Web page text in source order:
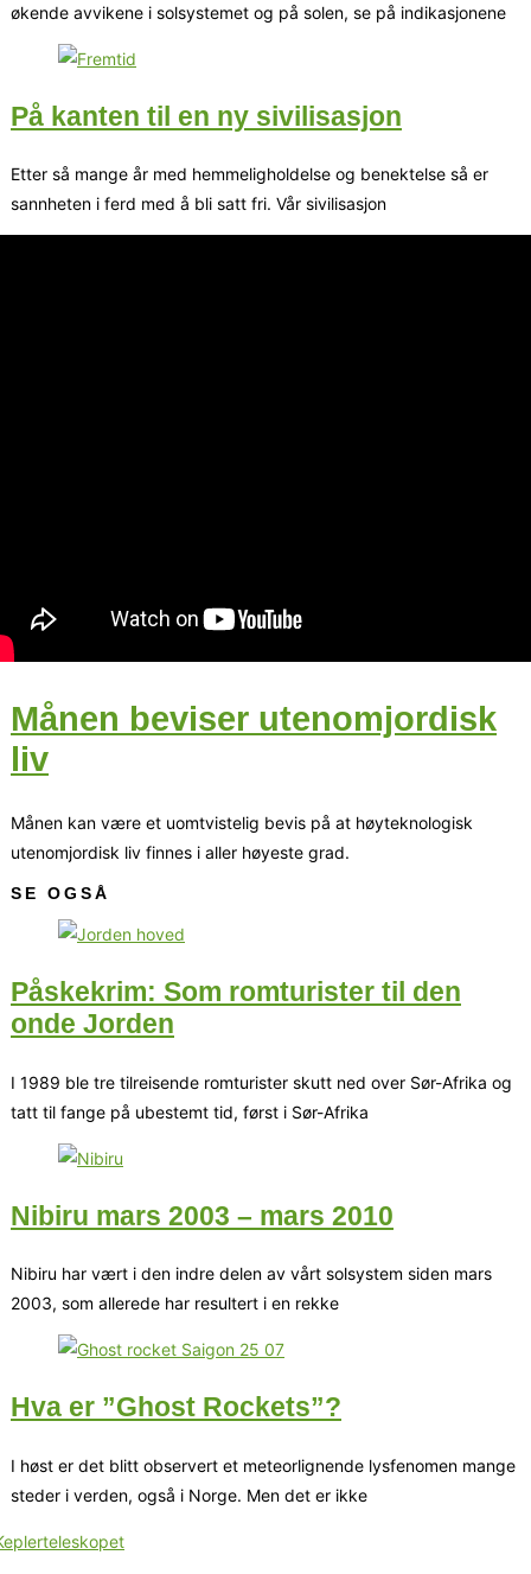
økende avvikene i solsystemet og på solen, se på indikasjonene
På kanten til en ny sivilisasjon
Etter så mange år med hemmeligholdelse og benektelse så er
sannheten i ferd med å bli satt fri. Vår sivilisasjon
Månen beviser utenomjordisk
liv
Månen kan være et uomtvistelig bevis på at høyteknologisk
utenomjordisk liv finnes i aller høyeste grad.
SE OGSÅ
Påskekrim: Som romturister til den
onde Jorden
I 1989 ble tre tilreisende romturister skutt ned over Sør-Afrika og
tatt til fange på ubestemt tid, først i Sør-Afrika
Nibiru mars 2003 – mars 2010
Nibiru har vært i den indre delen av vårt solsystem siden mars
2003, som allerede har resultert i en rekke
Hva er ”Ghost Rockets”?
I høst er det blitt observert et meteorlignende lysfenomen mange
steder i verden, også i Norge. Men det er ikke